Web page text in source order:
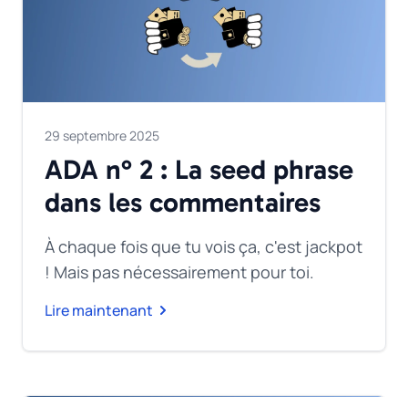
29 septembre 2025
ADA n° 2 : La seed phrase
dans les commentaires
À chaque fois que tu vois ça, c'est jackpot
! Mais pas nécessairement pour toi.
Lire maintenant